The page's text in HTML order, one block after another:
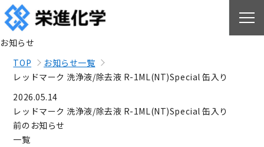
お知らせ
TOP
お知らせ一覧
レッドマーク 洗浄液/除去液 R-1ML(NT)Special 缶入り
2026.05.14
レッドマーク 洗浄液/除去液 R-1ML(NT)Special 缶入り
前のお知らせ
一覧